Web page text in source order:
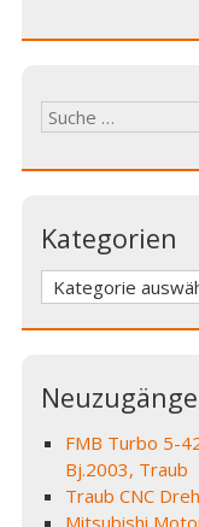
Kategorien
Kategorien
Neuzugänge
FMB Turbo 5-
Bj.2003, Traub
Traub CNC
Mitsubishi